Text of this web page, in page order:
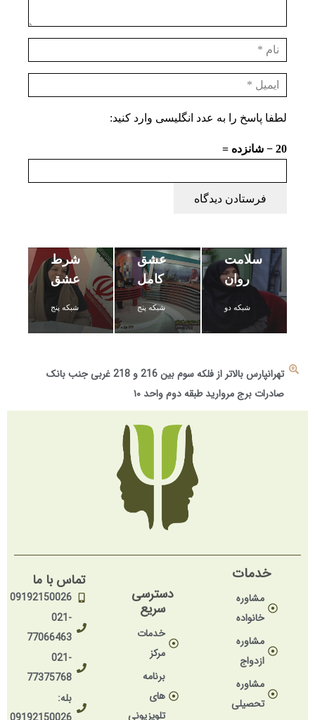
لطفا پاسخ را به عدد انگلیسی وارد کنید:
20 − شانزده =
فرستادن دیدگاه
تاثیر
سلامت
روان
شبکه دو
عشق
کامل
شبکه پنج
شرط
عشق
شبکه پنج
تهرانپارس بالاتر از فلکه سوم بین 216 و 218 غربی جنب بانک
صادرات برج مروارید طبقه دوم واحد ۱۰
خدمات
مشاوره
خانواده
مشاوره
ازدواج
مشاوره
تحصیلی
دسترسی
سریع
خدمات
مرکز
برنامه
های
تلویزیونی
تماس با ما
09192150026
021-
77066463
021-
77375768
بله: